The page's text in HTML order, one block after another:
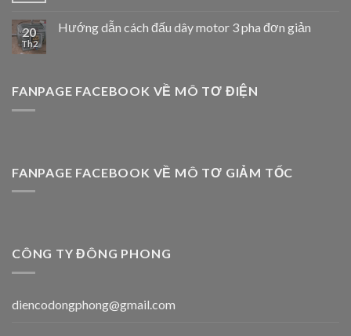
20
Th2
Hướng dẫn cách đấu dây motor 3 pha đơn giản
FANPAGE FACEBOOK VỀ MÔ TƠ ĐIỆN
FANPAGE FACEBOOK VỀ MÔ TƠ GIẢM TỐC
CÔNG TY ĐÔNG PHONG
diencodongphong@gmail.com